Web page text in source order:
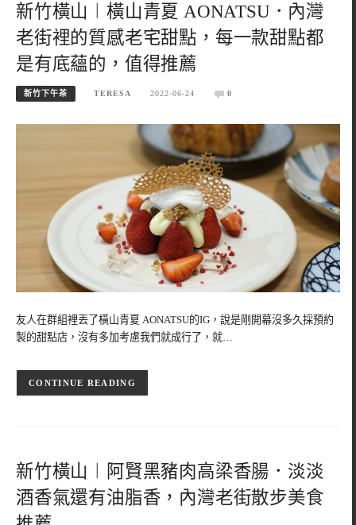
新竹橫山︱橫山青夏 AONATSU．內灣
老街裡的質感老宅甜點，每一款甜點都
是有底蘊的，值得推薦
新竹下午茶 TERESA 2022-06-24 0
友人在群組裡丟了橫山青夏 AONATSU的IG，說是剛開幕沒多久採預約
製的甜點店，沒有多加考慮我們就成行了，就…
CONTINUE READING
新竹橫山︱阿賢黑豬肉高梁香腸．淡淡
酒香氣還有油脂香，內灣老街散步美食